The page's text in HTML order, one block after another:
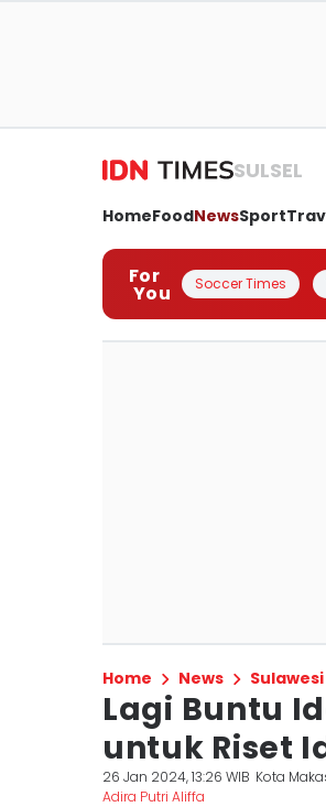
SULSEL
HomeFoodNewsSport
For
You Soccer Times
Home News
Lagi Buntu
untuk Riset
26 Jan 2024, 13:26 WIB Kota
Adira Putri Aliffa